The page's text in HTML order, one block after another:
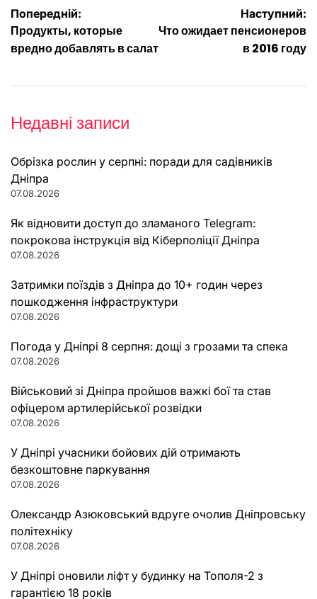
Навігація
записів
Попередній:
Продукты, которые
вредно добавлять в салат
Наступний:
Что ожидает пенсионеров
в 2016 году
Недавні записи
Обрізка рослин у серпні: поради для садівників
Дніпра
07.08.2026
Як відновити доступ до зламаного Telegram:
покрокова інструкція від Кіберполіції Дніпра
07.08.2026
Затримки поїздів з Дніпра до 10+ годин через
пошкодження інфраструктури
07.08.2026
Погода у Дніпрі 8 серпня: дощі з грозами та спека
07.08.2026
Військовий зі Дніпра пройшов важкі бої та став
офіцером артилерійської розвідки
07.08.2026
У Дніпрі учасники бойових дій отримають
безкоштовне паркування
07.08.2026
Олександр Азюковський вдруге очолив Дніпровську
політехніку
07.08.2026
У Дніпрі оновили ліфт у будинку на Тополя-2 з
гарантією 18 років